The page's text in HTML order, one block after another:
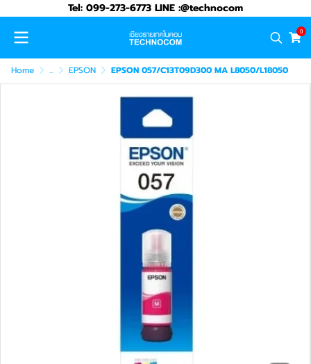
Tel: 099-273-6773 LINE :@technocom
0
Home ... EPSON EPSON 057/C13T09D300 MA L8050/L18050